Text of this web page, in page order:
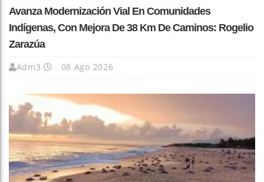
Avanza Modernización Vial En Comunidades
Indígenas, Con Mejora De 38 Km De Caminos: Rogelio
Zarazúa
Adm3 08 Ago 2026